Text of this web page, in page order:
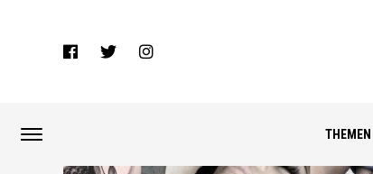
THEMEN